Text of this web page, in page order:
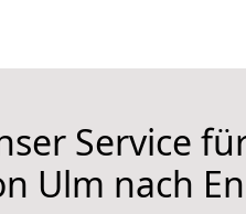
Service
Ulm nach